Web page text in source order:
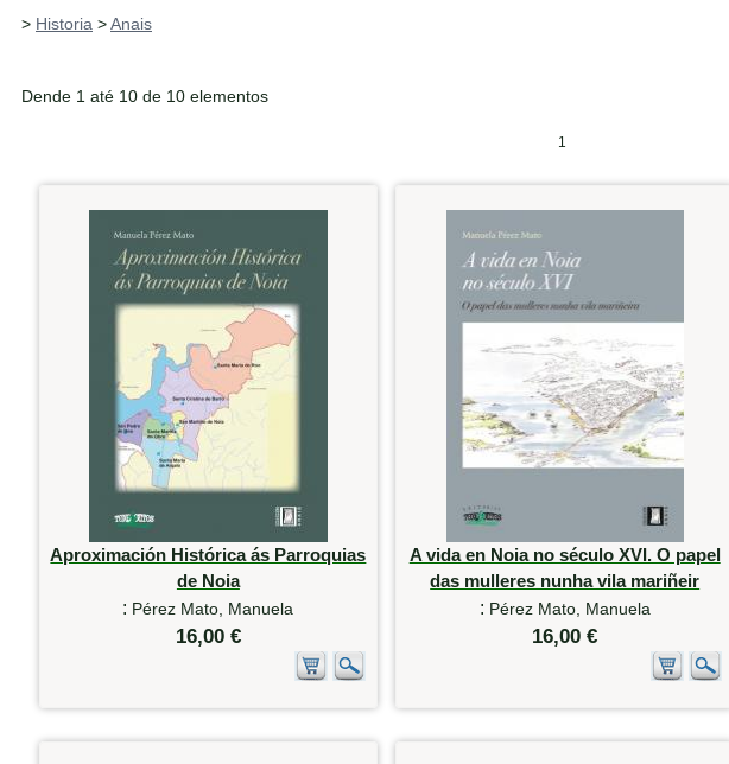
> Historia >Anais
Dende 1 até 10 de 10 elementos
1
Aproximación Histórica ás Parroquias
de Noia
: Pérez Mato, Manuela
16,00 €
A vida en Noia no século XVI. O papel
das mulleres nunha vila mariñeir
: Pérez Mato, Manuela
16,00 €